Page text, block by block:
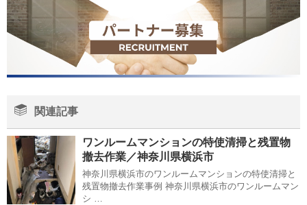
関連記事
ワンルームマンションの特使清掃と残置物
撤去作業／神奈川県横浜市
神奈川県横浜市のワンルームマンションの特使清掃と
残置物撤去作業事例 神奈川県横浜市のワンルームマン
シ …